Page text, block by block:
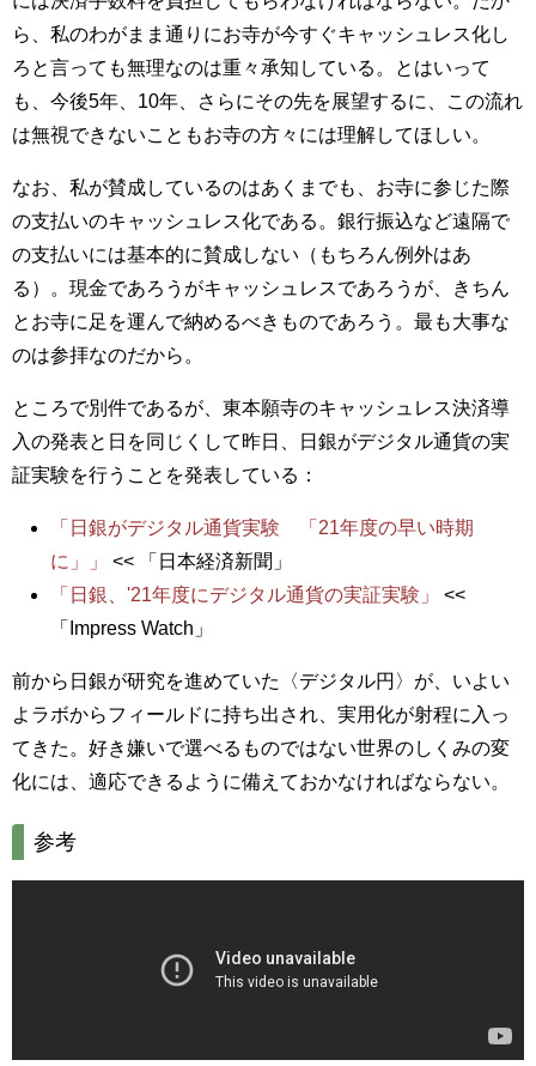
ら、私のわがまま通りにお寺が今すぐキャッシュレス化し
ろと言っても無理なのは重々承知している。とはいって
も、今後5年、10年、さらにその先を展望するに、この流れ
は無視できないこともお寺の方々には理解してほしい。
なお、私が賛成しているのはあくまでも、お寺に参じた際
の支払いのキャッシュレス化である。銀行振込など遠隔で
の支払いには基本的に賛成しない（もちろん例外はあ
る）。現金であろうがキャッシュレスであろうが、きちん
とお寺に足を運んで納めるべきものであろう。最も大事な
のは参拝なのだから。
ところで別件であるが、東本願寺のキャッシュレス決済導
入の発表と日を同じくして昨日、日銀がデジタル通貨の実
証実験を行うことを発表している：
「日銀がデジタル通貨実験 「21年度の早い時期
に」」
<< 「日本経済新聞」
「日銀、'21年度にデジタル通貨の実証実験」
<<
「Impress Watch」
前から日銀が研究を進めていた〈デジタル円〉が、いよい
よラボからフィールドに持ち出され、実用化が射程に入っ
てきた。好き嫌いで選べるものではない世界のしくみの変
化には、適応できるように備えておかなければならない。
参考